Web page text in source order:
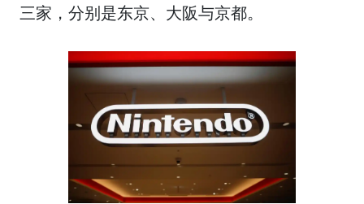
三家，分别是东京、大阪与京都。